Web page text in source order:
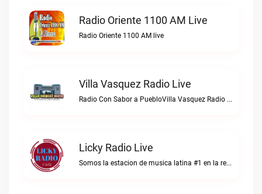
Radio Oriente 1100 AM Live
Radio Oriente 1100 AM live
Villa Vasquez Radio Live
Radio Con Sabor a PuebloVilla Vasquez Radio live
Licky Radio Live
Somos la estacion de musica latina #1 en la red.Licky Radio live